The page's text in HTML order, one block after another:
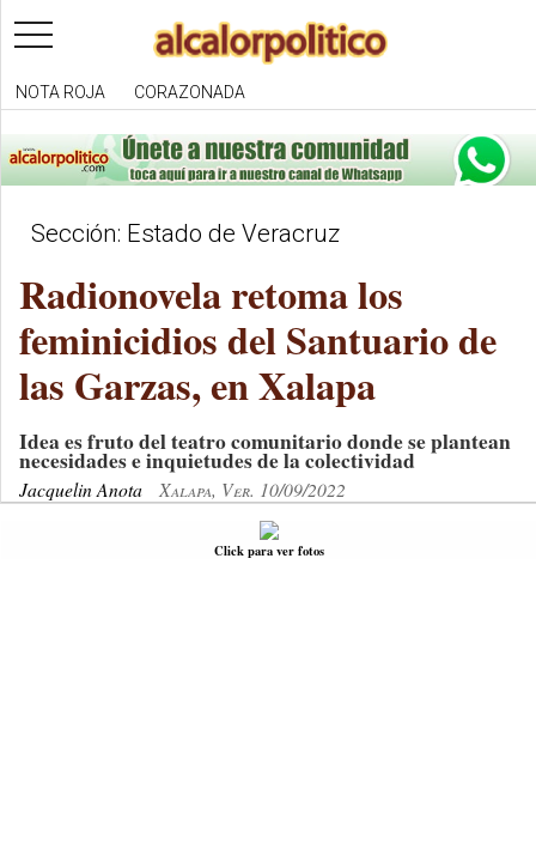
toggle
navigation
NOTA ROJA CORAZONADA
Sección: Estado de Veracruz
Radionovela retoma los
feminicidios del Santuario de
las Garzas, en Xalapa
Idea es fruto del teatro comunitario donde se plantean
necesidades e inquietudes de la colectividad
Jacquelin Anota Xalapa, Ver. 10/09/2022
Click para ver fotos